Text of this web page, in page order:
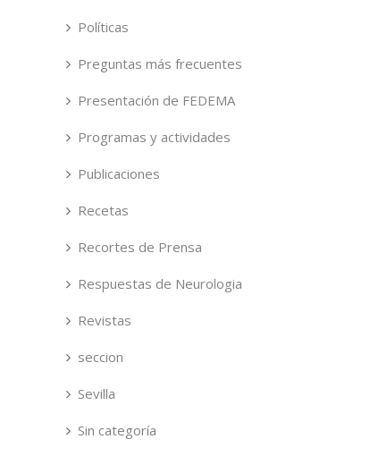
Políticas
Preguntas más frecuentes
Presentación de FEDEMA
Programas y actividades
Publicaciones
Recetas
Recortes de Prensa
Respuestas de Neurologia
Revistas
seccion
Sevilla
Sin categoría